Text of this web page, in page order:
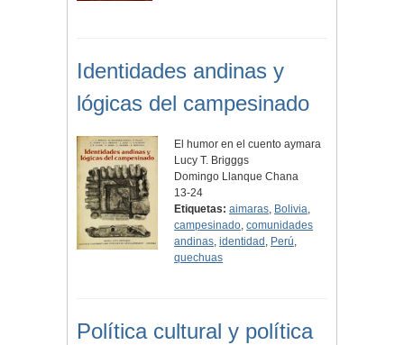
Identidades andinas y
lógicas del campesinado
El humor en el cuento aymara
Lucy T. Brigggs
Domingo Llanque Chana
13-24
Etiquetas: aimaras, Bolivia,
campesinado,comunidades
andinas,identidad , Perú,
quechuas
Política cultural y política